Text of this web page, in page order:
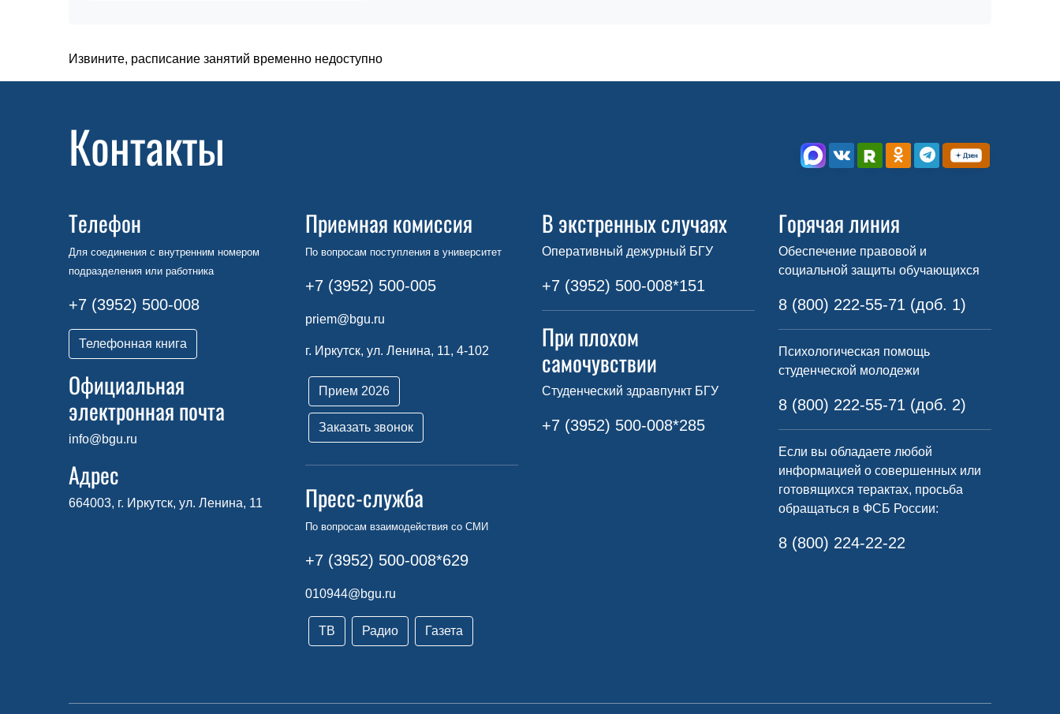
Извините, расписание занятий временно недоступно
Контакты
Телефон
Для соединения с внутренним номером
подразделения или работника
+7 (3952) 500-008
Телефонная книга
Официальная
электронная почта
info@bgu.ru
Адрес
664003, г. Иркутск, ул. Ленина, 11
Приемная комиссия
По вопросам поступления в университет
+7 (3952) 500-005
priem@bgu.ru
г. Иркутск, ул. Ленина, 11, 4-102
Прием 2026
Заказать звонок
Пресс-служба
По вопросам взаимодействия со СМИ
+7 (3952) 500-008*629
010944@bgu.ru
ТВ Радио Газета
В экстренных случаях
Оперативный дежурный БГУ
+7 (3952) 500-008*151
При плохом
самочувствии
Студенческий здравпункт БГУ
+7 (3952) 500-008*285
Горячая линия
Обеспечение правовой и
социальной защиты обучающихся
8 (800) 222-55-71 (доб. 1)
Психологическая помощь
студенческой молодежи
8 (800) 222-55-71 (доб. 2)
Если вы обладаете любой
информацией о совершенных или
готовящихся терактах, просьба
обращаться в ФСБ России:
8 (800) 224-22-22